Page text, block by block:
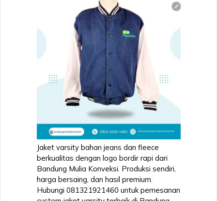
Jaket varsity bahan jeans dan fleece
berkualitas dengan logo bordir rapi dari
Bandung Mulia Konveksi. Produksi sendiri,
harga bersaing, dan hasil premium.
Hubungi 081321921460 untuk pemesanan